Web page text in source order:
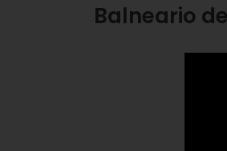
Balneario